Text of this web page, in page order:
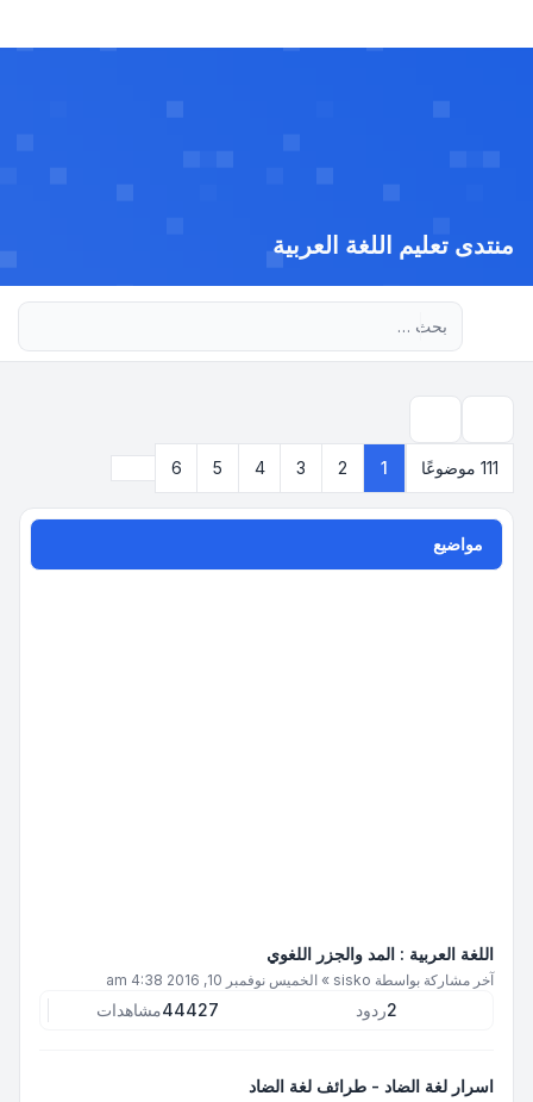
منتدى تعليم اللغة العربية
111 موضوعًا
1
2
3
4
5
6
مواضيع
اللغة العربية : المد والجزر اللغوي
آخر مشاركة بواسطة sisko
» الخميس نوفمبر 10, 2016 4:38 am
2ردود 44427مشاهدات
اسرار لغة الضاد - طرائف لغة الضاد